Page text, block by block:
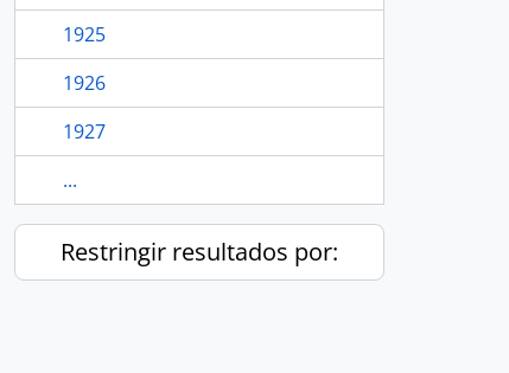
1925
1926
1927
...
Restringir resultados por: